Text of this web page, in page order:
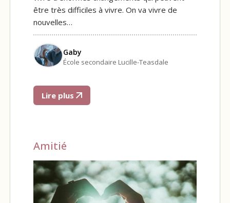
être très difficiles à vivre. On va vivre de
nouvelles…
Gaby
École secondaire Lucille-Teasdale
Lire plus
Amitié